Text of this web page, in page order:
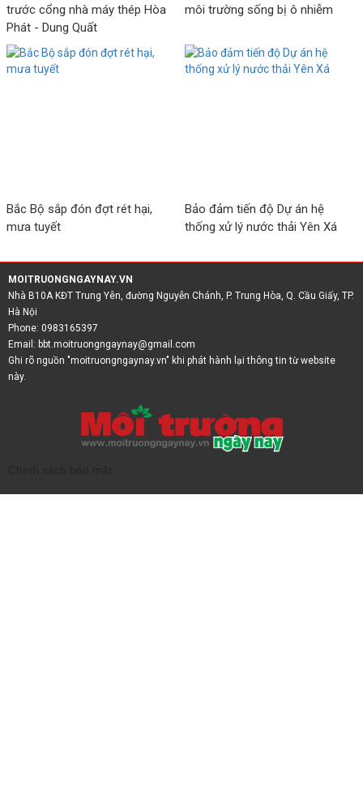
trước cổng nhà máy thép Hòa
Phát - Dung Quất
môi trường sống bị ô nhiễm
Bắc Bộ sắp đón đợt rét hại,
mưa tuyết
Bảo đảm tiến độ Dự án hệ
thống xử lý nước thải Yên Xá
MOITRUONGNGAYNAY.VN
Nhà B10A KĐT Trung Yên, đường Nguyễn Chánh, P. Trung Hòa, Q. Cầu Giấy, TP.
Hà Nội
Phone: 0983165397
Email: bbt.moitruongngaynay@gmail.com
Ghi rõ nguồn "moitruongngaynay.vn" khi phát hành lại thông tin từ website
này.